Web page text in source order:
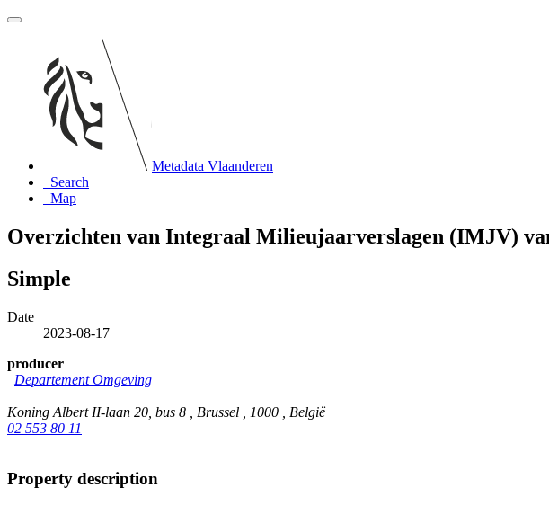
Metadata Vlaanderen
Search
Map
Overzichten van Integraal Milieujaarverslagen (IMJV)
Simple
Date
2023-08-17
producer
Departement Omgeving
Koning Albert II-laan 20, bus 8 , Brussel , 1000 , België
02 553 80 11
Property description